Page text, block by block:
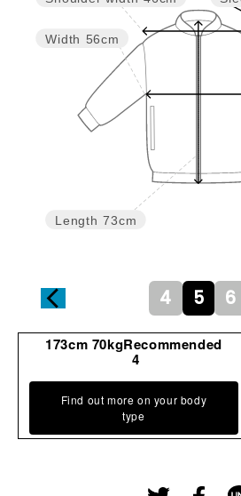
Length 73cm
Width 56cm
4 5 6
173cm 70kgRecommended
4
Find out more on your body
type